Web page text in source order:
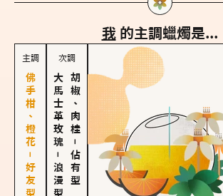
我 的主調蠟燭是...
主調
佛手柑、橙花－好友型
次調
大馬士革玫瑰
－
浪漫型
胡椒、肉桂
－
佔有型